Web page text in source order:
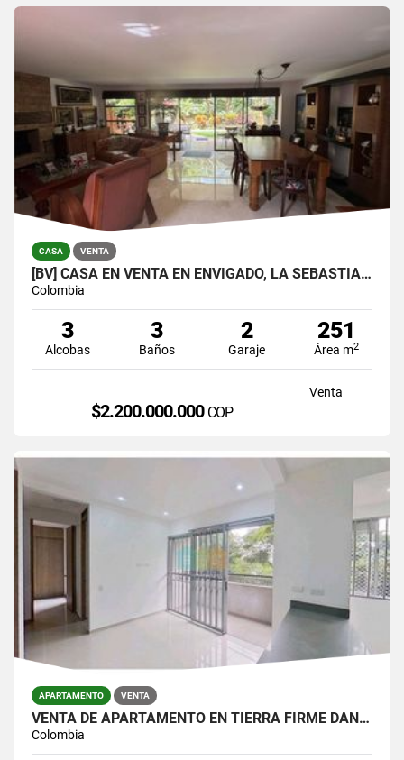
CASA VENTA
[BV] CASA EN VENTA EN ENVIGADO, LA SEBASTIANA
Colombia
3
Alcobas
3
Baños
2
Garaje
251
Área m2
Venta
$2.200.000.000 COP
APARTAMENTO VENTA
VENTA DE APARTAMENTO EN TIERRA FIRME DAN GERMAN
Colombia